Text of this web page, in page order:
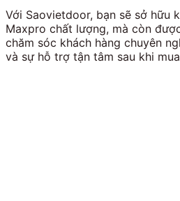
Với Saovietdoor, bạn sẽ sở hữu
Maxpro chất lượng, mà còn
chăm sóc khách hàng chuyên
và sự hỗ trợ tận tâm sau khi